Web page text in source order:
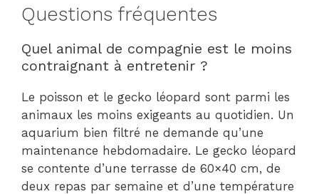
Questions fréquentes
Quel animal de compagnie est le moins
contraignant à entretenir ?
Le poisson et le gecko léopard sont parmi les
animaux les moins exigeants au quotidien. Un
aquarium bien filtré ne demande qu’une
maintenance hebdomadaire. Le gecko léopard
se contente d’une terrasse de 60×40 cm, de
deux repas par semaine et d’une température